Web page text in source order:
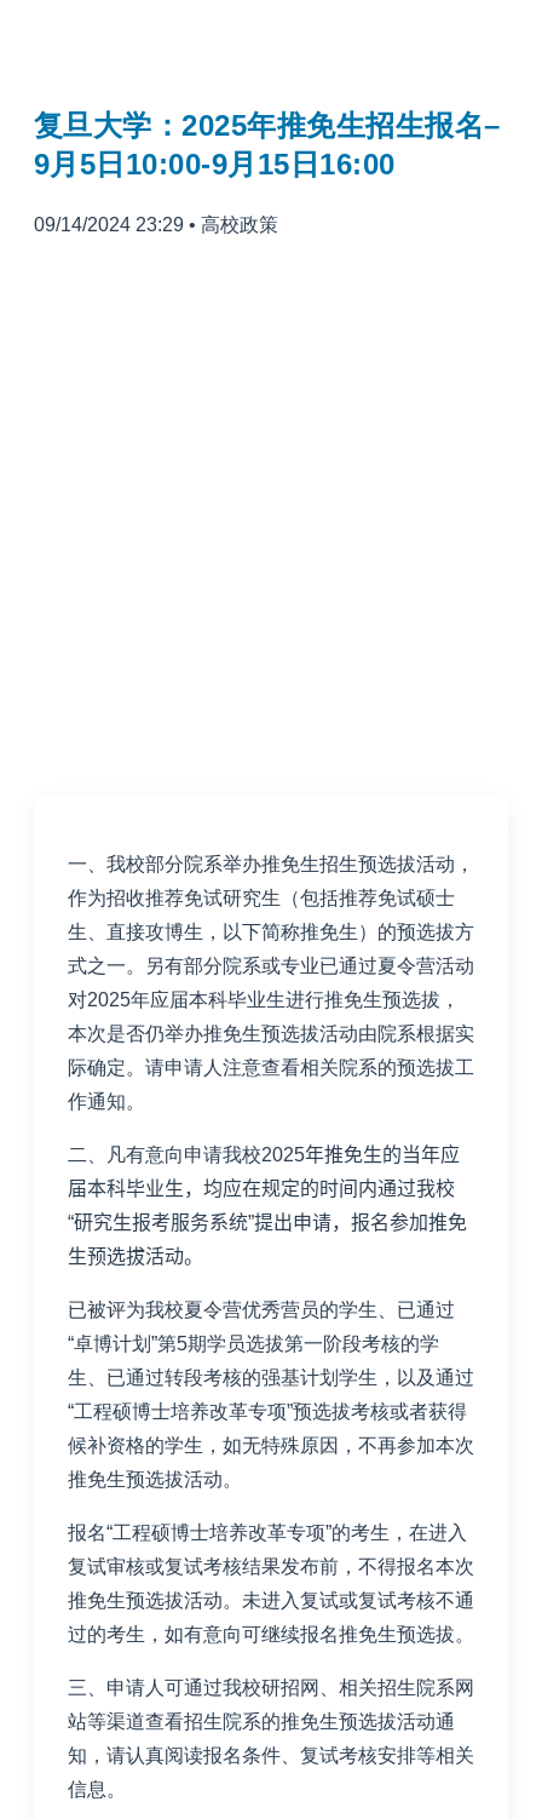
复旦大学：2025年推免生招生报名–
9月5日10:00-9月15日16:00
09/14/2024 23:29 • 高校政策
一、我校部分院系举办推免生招生预选拔活动，
作为招收推荐免试研究生（包括推荐免试硕士
生、直接攻博生，以下简称推免生）的预选拔方
式之一。另有部分院系或专业已通过夏令营活动
对2025年应届本科毕业生进行推免生预选拔，
本次是否仍举办推免生预选拔活动由院系根据实
际确定。请申请人注意查看相关院系的预选拔工
作通知。
二、凡有意向申请我校2025年推免生的当年应
届本科毕业生，均应在规定的时间内通过我校
“研究生报考服务系统”提出申请，报名参加推免
生预选拔活动。
已被评为我校夏令营优秀营员的学生、已通过
“卓博计划”第5期学员选拔第一阶段考核的学
生、已通过转段考核的强基计划学生，以及通过
“工程硕博士培养改革专项”预选拔考核或者获得
候补资格的学生，如无特殊原因，不再参加本次
推免生预选拔活动。
报名“工程硕博士培养改革专项”的考生，在进入
复试审核或复试考核结果发布前，不得报名本次
推免生预选拔活动。未进入复试或复试考核不通
过的考生，如有意向可继续报名推免生预选拔。
三、申请人可通过我校研招网、相关招生院系网
站等渠道查看招生院系的推免生预选拔活动通
知，请认真阅读报名条件、复试考核安排等相关
信息。